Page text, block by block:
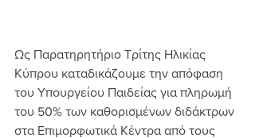
Ως Παρατηρητήριο Τρίτης Ηλικίας
Κύπρου καταδικάζουμε την απόφαση
του Υπουργείου Παιδείας για πληρωμή
του 50% των καθορισμένων διδάκτρων
στα Επιμορφωτικά Κέντρα από τους